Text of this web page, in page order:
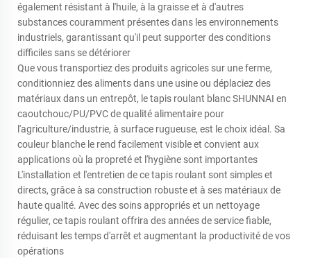
également résistant à l'huile, à la graisse et à d'autres
substances couramment présentes dans les environnements
industriels, garantissant qu'il peut supporter des conditions
difficiles sans se détériorer
Que vous transportiez des produits agricoles sur une ferme,
conditionniez des aliments dans une usine ou déplaciez des
matériaux dans un entrepôt, le tapis roulant blanc SHUNNAI en
caoutchouc/PU/PVC de qualité alimentaire pour
l'agriculture/industrie, à surface rugueuse, est le choix idéal. Sa
couleur blanche le rend facilement visible et convient aux
applications où la propreté et l'hygiène sont importantes
L'installation et l'entretien de ce tapis roulant sont simples et
directs, grâce à sa construction robuste et à ses matériaux de
haute qualité. Avec des soins appropriés et un nettoyage
régulier, ce tapis roulant offrira des années de service fiable,
réduisant les temps d'arrêt et augmentant la productivité de vos
opérations